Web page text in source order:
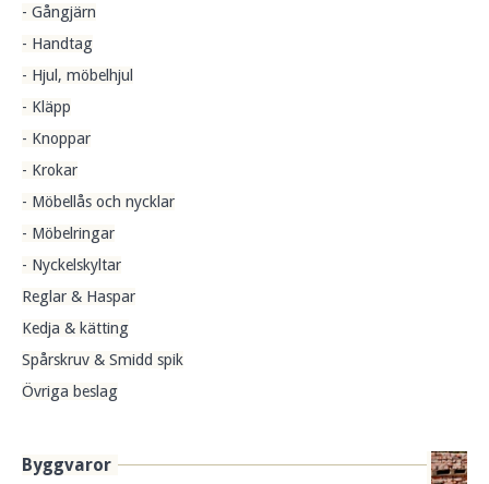
- Gångjärn
- Handtag
- Hjul, möbelhjul
- Kläpp
- Knoppar
- Krokar
- Möbellås och nycklar
- Möbelringar
- Nyckelskyltar
Reglar & Haspar
Kedja & kätting
Spårskruv & Smidd spik
Övriga beslag
Byggvaror